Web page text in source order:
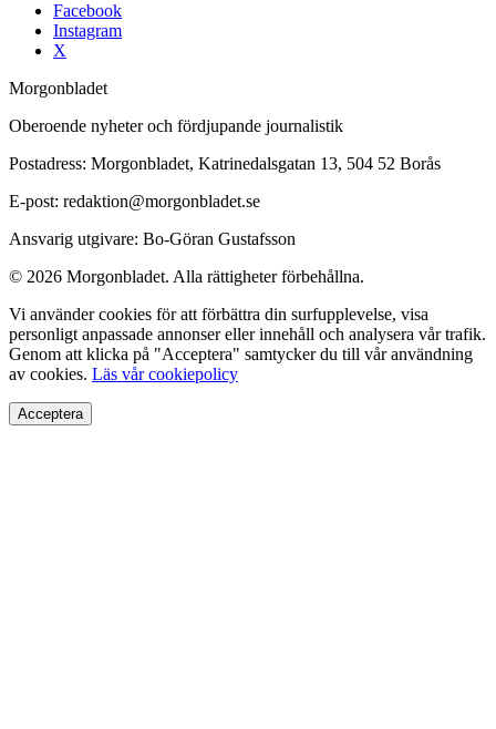
Facebook
Instagram
X
Morgonbladet
Oberoende nyheter och fördjupande journalistik
Postadress: Morgonbladet, Katrinedalsgatan 13, 504 52 Borås
E-post: redaktion@morgonbladet.se
Ansvarig utgivare: Bo-Göran Gustafsson
© 2026 Morgonbladet. Alla rättigheter förbehållna.
Vi använder cookies för att förbättra din surfupplevelse, visa
personligt anpassade annonser eller innehåll och analysera vår trafik.
Genom att klicka på "Acceptera" samtycker du till vår användning
av cookies. Läs vår cookiepolicy
Acceptera